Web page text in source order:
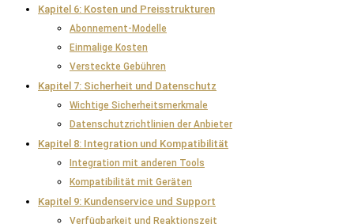
Kapitel 6: Kosten und Preisstrukturen
Abonnement-Modelle
Einmalige Kosten
Versteckte Gebühren
Kapitel 7: Sicherheit und Datenschutz
Wichtige Sicherheitsmerkmale
Datenschutzrichtlinien der Anbieter
Kapitel 8: Integration und Kompatibilität
Integration mit anderen Tools
Kompatibilität mit Geräten
Kapitel 9: Kundenservice und Support
Verfügbarkeit und Reaktionszeit